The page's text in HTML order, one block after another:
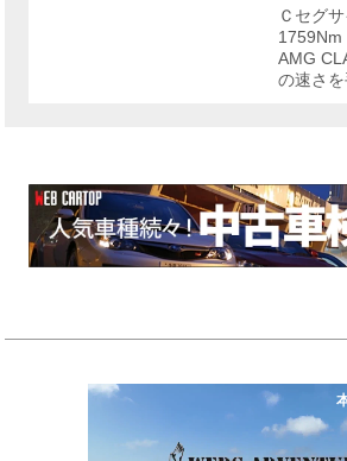
Ｃセグ
AMG
の速さ